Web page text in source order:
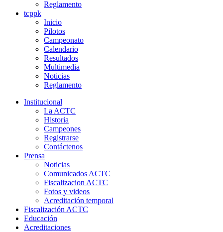
Reglamento
tcppk
Inicio
Pilotos
Campeonato
Calendario
Resultados
Multimedia
Noticias
Reglamento
Institucional
La ACTC
Historia
Campeones
Registrarse
Contáctenos
Prensa
Noticias
Comunicados ACTC
Fiscalizacion ACTC
Fotos y videos
Acreditación temporal
Fiscalización ACTC
Educación
Acreditaciones